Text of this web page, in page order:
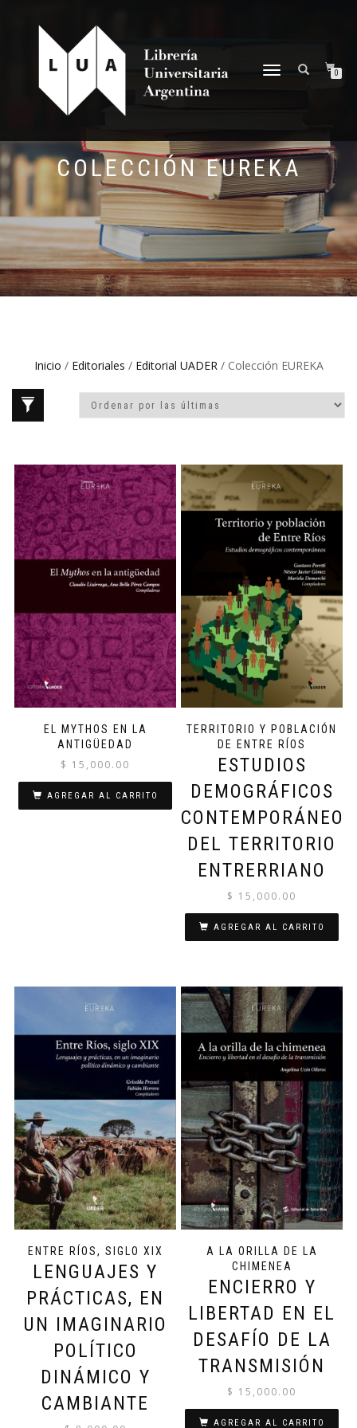
NAVEGACIÓN
0
COLECCIÓN EUREKA
Inicio / Editoriales / Editorial UADER/ Colección EUREKA
EL MYTHOS EN LA
ANTIGÜEDAD
$ 15,000.00
AGREGAR AL CARRITO
TERRITORIO Y POBLACIÓN
DE ENTRE RÍOS
ESTUDIOS
DEMOGRÁFICOS
CONTEMPORÁNEOS
DEL TERRITORIO
ENTRERRIANO
$ 15,000.00
AGREGAR AL CARRITO
ENTRE RÍOS, SIGLO XIX
LENGUAJES Y
PRÁCTICAS, EN
UN IMAGINARIO
POLÍTICO
DINÁMICO Y
CAMBIANTE
A LA ORILLA DE LA
CHIMENEA
ENCIERRO Y
LIBERTAD EN EL
DESAFÍO DE LA
TRANSMISIÓN
$ 15,000.00
AGREGAR AL CARRITO